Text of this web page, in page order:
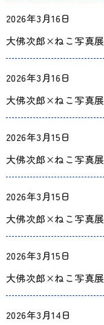
2026年3月16日
大佛次郎×ねこ写真展
2026年3月16日
大佛次郎×ねこ写真展
2026年3月15日
大佛次郎×ねこ写真展
2026年3月15日
大佛次郎×ねこ写真展
2026年3月15日
大佛次郎×ねこ写真展
2026年3月14日